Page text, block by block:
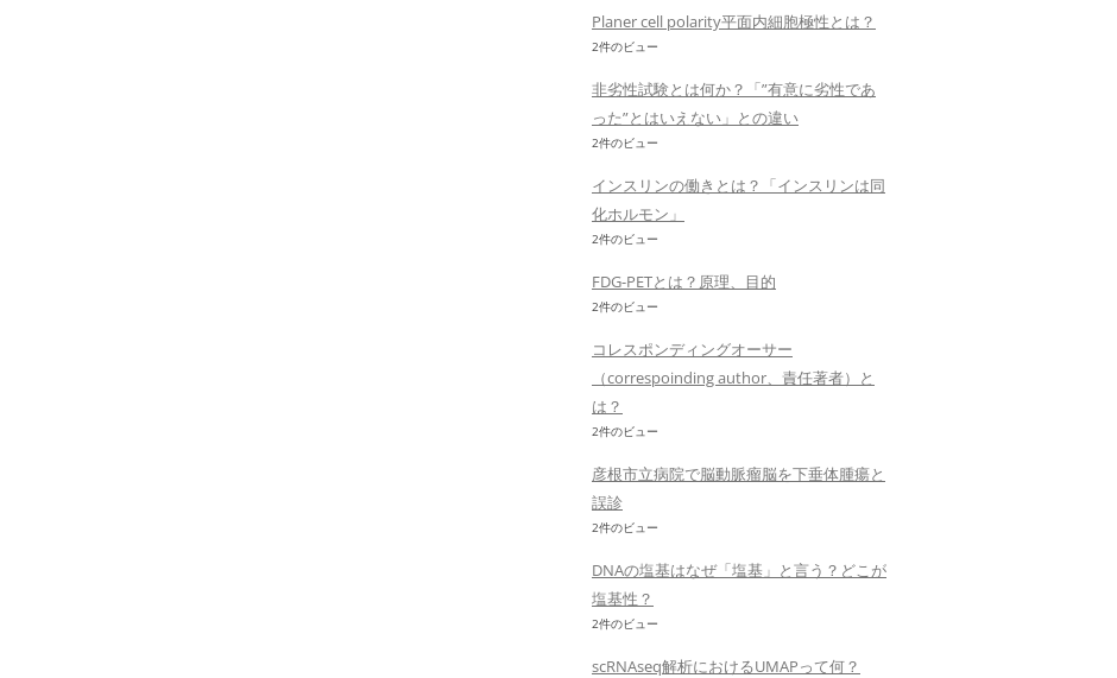
Planer cell polarity平面内細胞極性とは？
2件のビュー
非劣性試験とは何か？「”有意に劣性であ
った”とはいえない」との違い
2件のビュー
インスリンの働きとは？「インスリンは同
化ホルモン」
2件のビュー
FDG-PETとは？原理、目的
2件のビュー
コレスポンディングオーサー
（correspoinding author、責任著者）と
は？
2件のビュー
彦根市立病院で脳動脈瘤脳を下垂体腫瘍と
誤診
2件のビュー
DNAの塩基はなぜ「塩基」と言う？どこが
塩基性？
2件のビュー
scRNAseq解析におけるUMAPって何？